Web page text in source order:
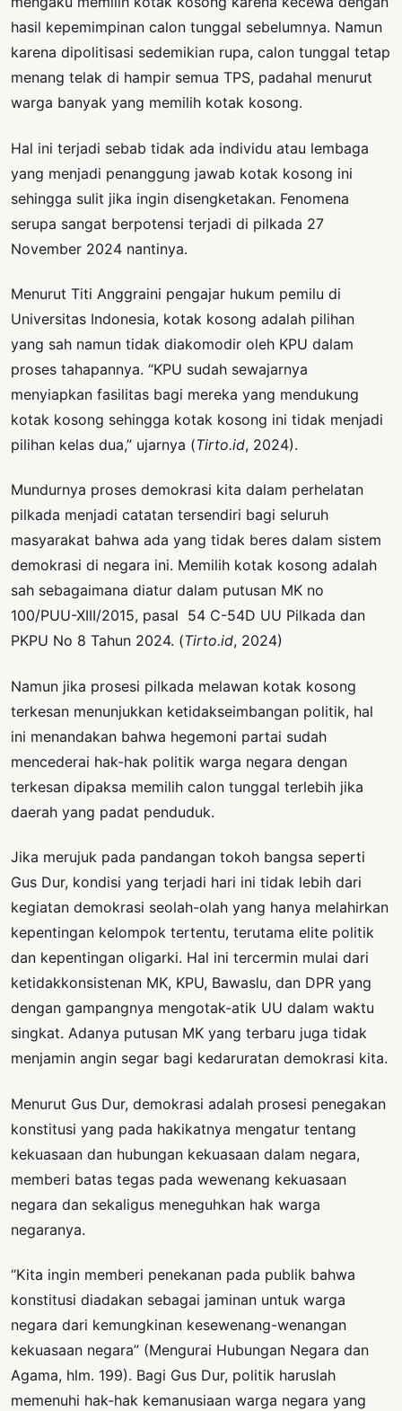
hasil kepemimpinan calon tunggal sebelumnya. Namun
karena dipolitisasi sedemikian rupa, calon tunggal tetap
menang telak di hampir semua TPS, padahal menurut
warga banyak yang memilih kotak kosong.
Hal ini terjadi sebab tidak ada individu atau lembaga
yang menjadi penanggung jawab kotak kosong ini
sehingga sulit jika ingin disengketakan. Fenomena
serupa sangat berpotensi terjadi di pilkada 27
November 2024 nantinya.
Menurut Titi Anggraini pengajar hukum pemilu di
Universitas Indonesia, kotak kosong adalah pilihan
yang sah namun tidak diakomodir oleh KPU dalam
proses tahapannya. “KPU sudah sewajarnya
menyiapkan fasilitas bagi mereka yang mendukung
kotak kosong sehingga kotak kosong ini tidak menjadi
pilihan kelas dua,” ujarnya (Tirto.id, 2024).
Mundurnya proses demokrasi kita dalam perhelatan
pilkada menjadi catatan tersendiri bagi seluruh
masyarakat bahwa ada yang tidak beres dalam sistem
demokrasi di negara ini. Memilih kotak kosong adalah
sah sebagaimana diatur dalam putusan MK no
100/PUU-XIII/2015, pasal 54 C-54D UU Pilkada dan
PKPU No 8 Tahun 2024. (Tirto.id, 2024)
Namun jika prosesi pilkada melawan kotak kosong
terkesan menunjukkan ketidakseimbangan politik, hal
ini menandakan bahwa hegemoni partai sudah
mencederai hak-hak politik warga negara dengan
terkesan dipaksa memilih calon tunggal terlebih jika
daerah yang padat penduduk.
Jika merujuk pada pandangan tokoh bangsa seperti
Gus Dur, kondisi yang terjadi hari ini tidak lebih dari
kegiatan demokrasi seolah-olah yang hanya melahirkan
kepentingan kelompok tertentu, terutama elite politik
dan kepentingan oligarki. Hal ini tercermin mulai dari
ketidakkonsistenan MK, KPU, Bawaslu, dan DPR yang
dengan gampangnya mengotak-atik UU dalam waktu
singkat. Adanya putusan MK yang terbaru juga tidak
menjamin angin segar bagi kedaruratan demokrasi kita.
Menurut Gus Dur, demokrasi adalah prosesi penegakan
konstitusi yang pada hakikatnya mengatur tentang
kekuasaan dan hubungan kekuasaan dalam negara,
memberi batas tegas pada wewenang kekuasaan
negara dan sekaligus meneguhkan hak warga
negaranya.
“Kita ingin memberi penekanan pada publik bahwa
konstitusi diadakan sebagai jaminan untuk warga
negara dari kemungkinan kesewenang-wenangan
kekuasaan negara” (Mengurai Hubungan Negara dan
Agama, hlm. 199). Bagi Gus Dur, politik haruslah
memenuhi hak-hak kemanusiaan warga negara yang